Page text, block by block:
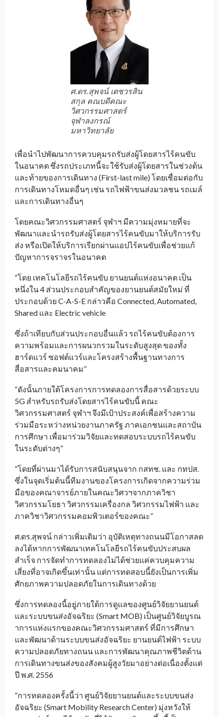
ศ.ดร.สุพจน์ เตชวรสิน
สกุล คณบดีคณะ
วิศวกรรมศาสตร์
จุฬาลงกรณ์
มหาวิทยาลัย
เพื่อนำไปพัฒนาการควบคุมรถรับส่งผู้โดยสารไร้คนขับ
ในอนาคต ซึ่งรถประเภทนี้จะใช้รับส่งผู้โดยสารในช่วงต้น
และท้ายของการเดินทาง (First-last mile) โดยเชื่อมต่อกับ
การเดินทางโหมดอื่นๆ เช่น รถไฟฟ้าขนส่งมวลชน รถเมล์
และการเดินทางอื่นๆ
โดยคณะวิศวกรรมศาสตร์ จุฬาฯ มีความมุ่งหมายที่จะ
พัฒนาและนำรถรับส่งผู้โดยสารไร้คนขับมาให้บริการรับ
ส่ง หรือเปิดให้บริการเรียกผ่านแอปไร้คนขับเพื่อช่วยแก้
ปัญหาการจราจรในอนาคต
“โดย เทคโนโลยีรถไร้คนขับ ยานยนต์แห่งอนาคต เป็น
หนึ่งใน 4 ส่วนประกอบสำคัญของยานยนต์สมัยใหม่ ที่
ประกอบด้วย C-A-S-E กล่าวคือ Connected, Automated,
Shared และ Electric vehicle
ซึ่งถ้าเทียบกับส่วนประกอบอื่นแล้ว รถไร้คนขับต้องการ
ความพร้อมและการผนวกรวมในระดับสูงสุด ของทั้ง
ฮาร์ดแวร์ ซอฟต์แวร์และโครงสร้างพื้นฐานทางการ
สื่อสารและคมนาคม”
“ดังนั้นภายใต้โครงการการทดลองการสื่อสารด้วยระบบ
5G สำหรับรถรับส่งโดยสารไร้คนขับนี้ คณะ
วิศวกรรมศาสตร์ จุฬาฯ จึงมีเป้าประสงค์เพื่อสร้างความ
ร่วมมือระหว่างหน่วยงานภาครัฐ ภาคเอกชนและสถาบัน
การศึกษา เพื่อมาร่วมวิจัยและทดสอบระบบรถไร้คนขับ
ในระดับต่างๆ”
“โดยที่ผ่านมาได้รับการสนับสนุนจาก กสทช. และ กทปส.
ซึ่งในจุดเริ่มต้นนี้ทีมงานของโครงการเกิดจากความร่วม
มือของคณาจารย์ภายในคณะวิศวฯจากภาควิชา
วิศวกรรมโยธา วิศวกรรมเครื่องกล วิศวกรรมไฟฟ้า และ
ภาควิชาวิศวกรรมคอมพิวเตอร์ของคณะ”
ศ.ดร.สุพจน์ กล่าวเพิ่มเติมว่า อุบัติเหตุทางถนนมีโอกาสลด
ลงได้หากการพัฒนาเทคโนโลยีรถไร้คนขับประสบผล
สำเร็จ การจัดทำการทดลองไม่ได้ช่วยแค่ควบคุมความ
เสี่ยงที่อาจเกิดขึ้นเท่านั้น แต่การทดสอบนี้ยังเป็นการเพิ่ม
ศักยภาพความปลอดภัยในการเดินทางด้วย
ซึ่งการทดลองนี้อยู่ภายใต้การดูแลของศูนย์วิจัยยานยนต์
และระบบขนส่งอัจฉริยะ (Smart MOB) เป็นศูนย์วิจัยบูรณ
าการแห่งแรกของคณะวิศวกรรมศาสตร์ ที่มีการศึกษา
และพัฒนาด้านระบบขนส่งอัจฉริยะ ยานยนต์ไฟฟ้า ระบบ
ความปลอดภัยทางถนน และการพัฒนาคุณภาพชีวิตด้าน
การเดินทางขนส่งของสังคมผู้สูงวัยมาอย่างต่อเนื่องตั้งแต่
ปี พ.ศ. 2556
“การทดลองครั้งนี้ว่า ศูนย์วิจัยยานยนต์และระบบขนส่ง
อัจฉริยะ (Smart Mobility Research Center) มุ่งหวังให้